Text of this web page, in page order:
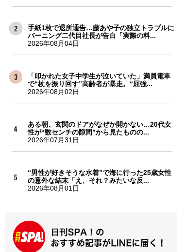
手紙1枚で退所通告…藤あや子の独立トラブルに
バーニング二代目社長が告白「実際の料...
2026年08月04日
「叩かれた女子中学生が泣いていた」満員電車
で“杖を振り回す”高齢者が暴走。“屈強...
2026年08月02日
ある朝、玄関のドアがなぜか開かない…20代女
性が“数センチの隙間”から見たものの...
2026年07月31日
“男性が好きそうな水着”で海に行った25歳女性
の意外な結末「え、それ？みたいな反...
2026年08月01日